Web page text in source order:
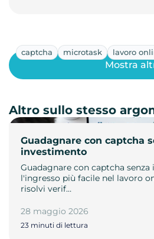
captcha microtask lavoro
Guadagnare con captcha
investimento
Guadagnare con captcha
l'ingresso più facile nel lavoro
risolvi verif…
28 maggio 2026
23 minuti di lettura
Mostra
Altro sullo stesso